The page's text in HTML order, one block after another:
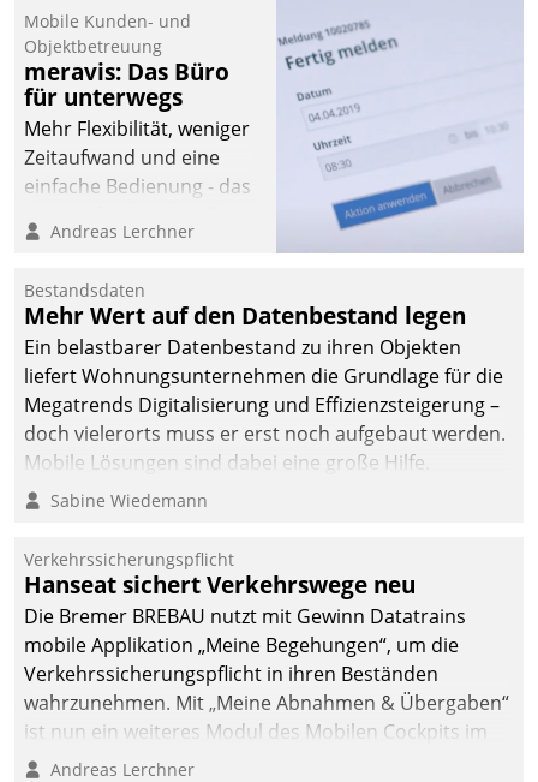
Mobile Kunden- und
Objektbetreuung
meravis: Das Büro
für unterwegs
Mehr Flexibilität, weniger
Zeitaufwand und eine
einfache Bedienung - das
Cockpit für mobile
Datatrain. Die meravis
Wohnungsbau- und
Immobilien GmbH hat
sich dabei für den Betrieb
der Lösung über die SAP
Cloud Platform
entschieden - als erstes
Unternehmen am
Andreas Lerchner
Bestandsdaten
Mehr Wert auf den Datenbestand legen
Ein belastbarer Datenbestand zu ihren Objekten
liefert Wohnungsunternehmen die Grundlage für die
Megatrends Digitalisierung und Effizienzsteigerung –
doch vielerorts muss er erst noch aufgebaut werden.
Mobile Lösungen sind dabei eine große Hilfe.
Sabine Wiedemann
Verkehrssicherungspflicht
Hanseat sichert Verkehrswege neu
Die Bremer BREBAU nutzt mit Gewinn Datatrains
mobile Applikation „Meine Begehungen“, um die
Verkehrssicherungspflicht in ihren Beständen
wahrzunehmen. Mit „Meine Abnahmen & Übergaben“
ist nun ein weiteres Modul des Mobilen Cockpits im
Einsatz.
Andreas Lerchner